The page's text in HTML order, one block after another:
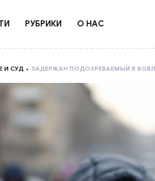
РУБРИКИ О НАС
И СУД ЗАДЕРЖАН ПОДОЗРЕВАЕМЫЙ В